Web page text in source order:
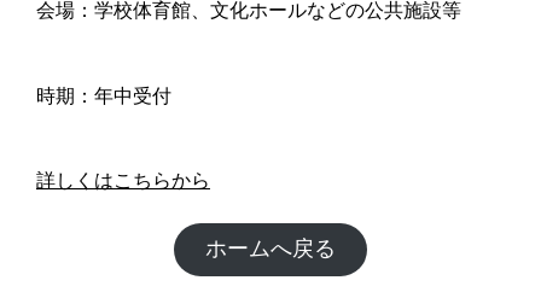
会場：学校体育館、文化ホールなどの公共施設等
時期：年中受付
詳しくはこちらから
ホームへ戻る